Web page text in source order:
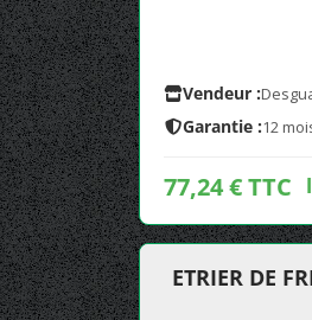
Vendeur :
Garantie :12
77,24 € TTC
ETRIER DE